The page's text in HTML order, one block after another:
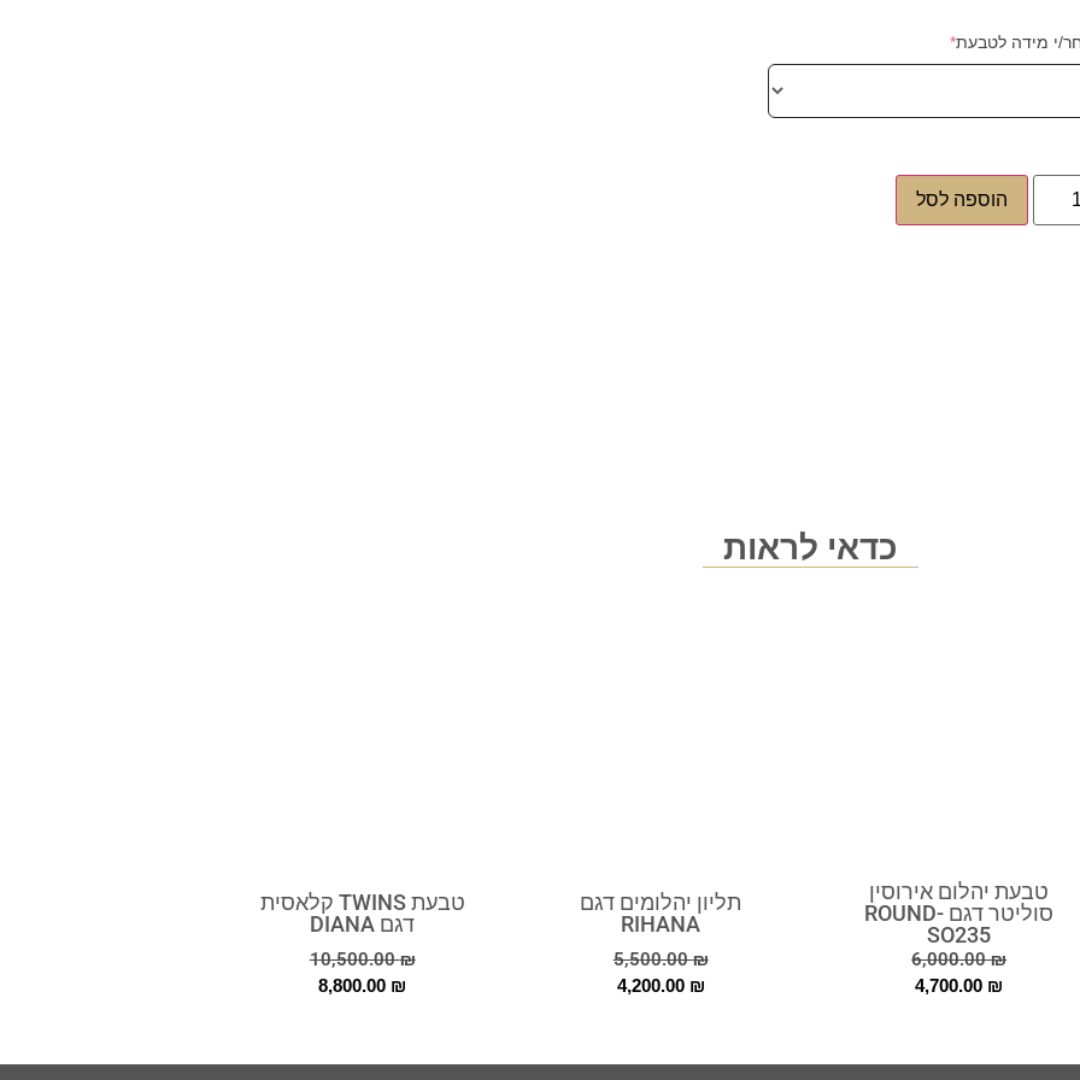
י מידה לטבעת*
הוספה לסל
כדאי לראות
טבעת יהלום אירוסין
סוליטר דגם ROUND-
SO235
6,000.00₪
4,700.00 ₪
תליון יהלומים דגם
RIHANA
5,500.00₪
4,200.00 ₪
טבעת TWINS קלאסית
דגם DIANA
10,500.00₪
8,800.00 ₪